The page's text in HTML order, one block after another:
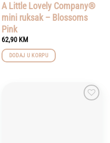
A Little Lovely Company®
mini ruksak – Blossoms
Pink
62,90 KM
DODAJ U KORPU